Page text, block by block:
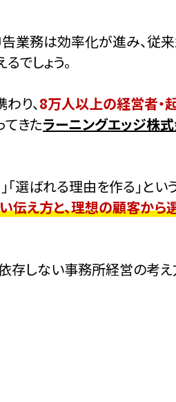
告業務は効率化が進み、従
るでしょう。
り、8万人以上の経営者・
てきたラーニングエッジ株
選ばれる理由を作る」とい
伝え方と、理想の顧客から
存しない事務所経営の考